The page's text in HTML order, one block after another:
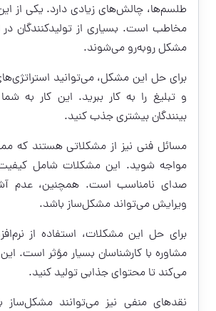
طلسم‌ها، چالش‌های زیادی دارد. یکی از
مخاطب است. بسیاری از تولیدکنندگان در
مشکل روبه‌رو می‌شوند.
برای حل این مشکل، می‌توانید
و تبلیغ را به کار ببرید. این کار به
بینندگان بیشتری جذب کنید.
مسائل فنی نیز از مشکلاتی هستند که
مواجه شوید. این مشکلات شامل
صدای نامناسب است. همچنین، عدم
ویرایش می‌تواند مشکل‌ساز باشد.
برای حل این مشکلات، استفاده از
مشاوره با کارشناسان بسیار مؤثر است.
می‌کند تا محتوای جذابی تولید کنید.
نقدهای منفی نیز می‌توانند مشکل‌ساز